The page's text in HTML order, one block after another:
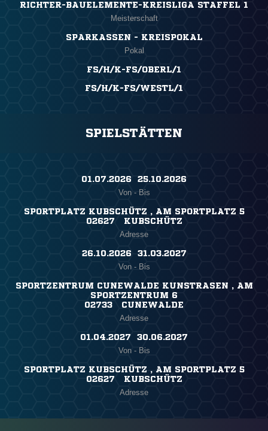
RICHTER-BAUELEMENTE-KREISLIGA STAFFEL 1
Meisterschaft
SPARKASSEN - KREISPOKAL
Pokal
FS/H/K-FS/OBERL/1
FS/H/K-FS/WESTL/1
SPIELSTÄTTEN
01.07.2026 ​ 25.10.2026
Von - Bis
SPORTPLATZ KUBSCHÜTZ , AM SPORTPLATZ 5
02627 KUBSCHÜTZ
Adresse
26.10.2026 ​ 31.03.2027
Von - Bis
SPORTZENTRUM CUNEWALDE KUNSTRASEN , AM
SPORTZENTRUM 6
02733 CUNEWALDE
Adresse
01.04.2027 ​ 30.06.2027
Von - Bis
SPORTPLATZ KUBSCHÜTZ , AM SPORTPLATZ 5
02627 KUBSCHÜTZ
Adresse